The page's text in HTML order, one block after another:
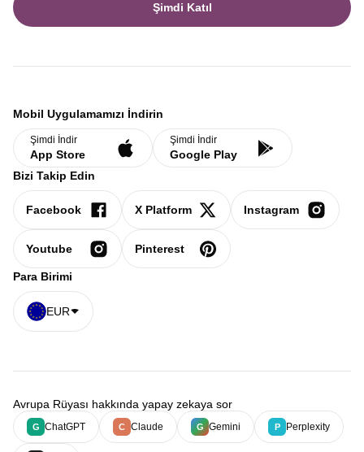
Şimdi Katıl
Mobil Uygulamamızı İndirin
Şimdi İndir
App Store
Şimdi İndir
Google Play
Bizi Takip Edin
Facebook X Platform Instagram
Youtube Pinterest
Para Birimi
EUR
Avrupa Rüyası hakkında yapay zekaya sor
G ChatGPT C Claude G Gemini P Perplexity